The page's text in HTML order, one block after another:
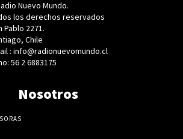
Nuevo Mundo.
los derechos reservados
Pablo 2271.
Chile
: info@radionuevomundo.cl
56 2 6883175
Nosotros